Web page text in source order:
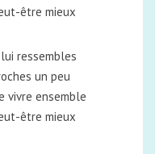
être mieux
ressembles
un peu
vivre ensemble
être mieux